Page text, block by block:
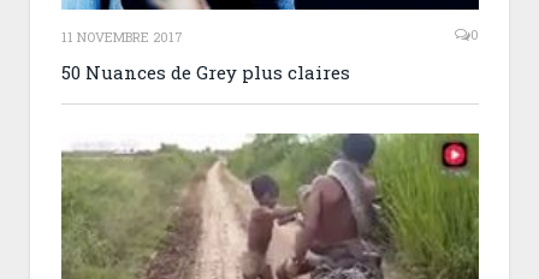
11 NOVEMBRE 2017 0
50 Nuances de Grey plus claires